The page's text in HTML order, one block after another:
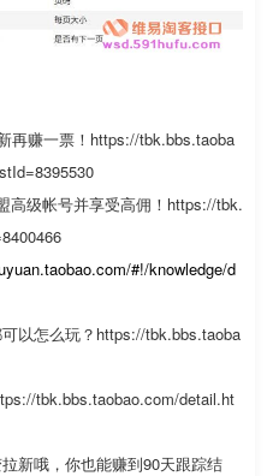
再赚一票！https://tbk.bbs.taoba
高级帐号并享受高佣！https://tbk.
#!/knowledge/d
以怎么玩？https://tbk.bbs.taoba
tbk.bbs.taobao.com/detail.ht
新哦，你也能赚到90天跟踪结